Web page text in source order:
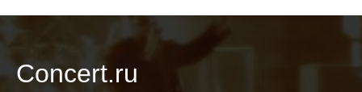
Concert.ru